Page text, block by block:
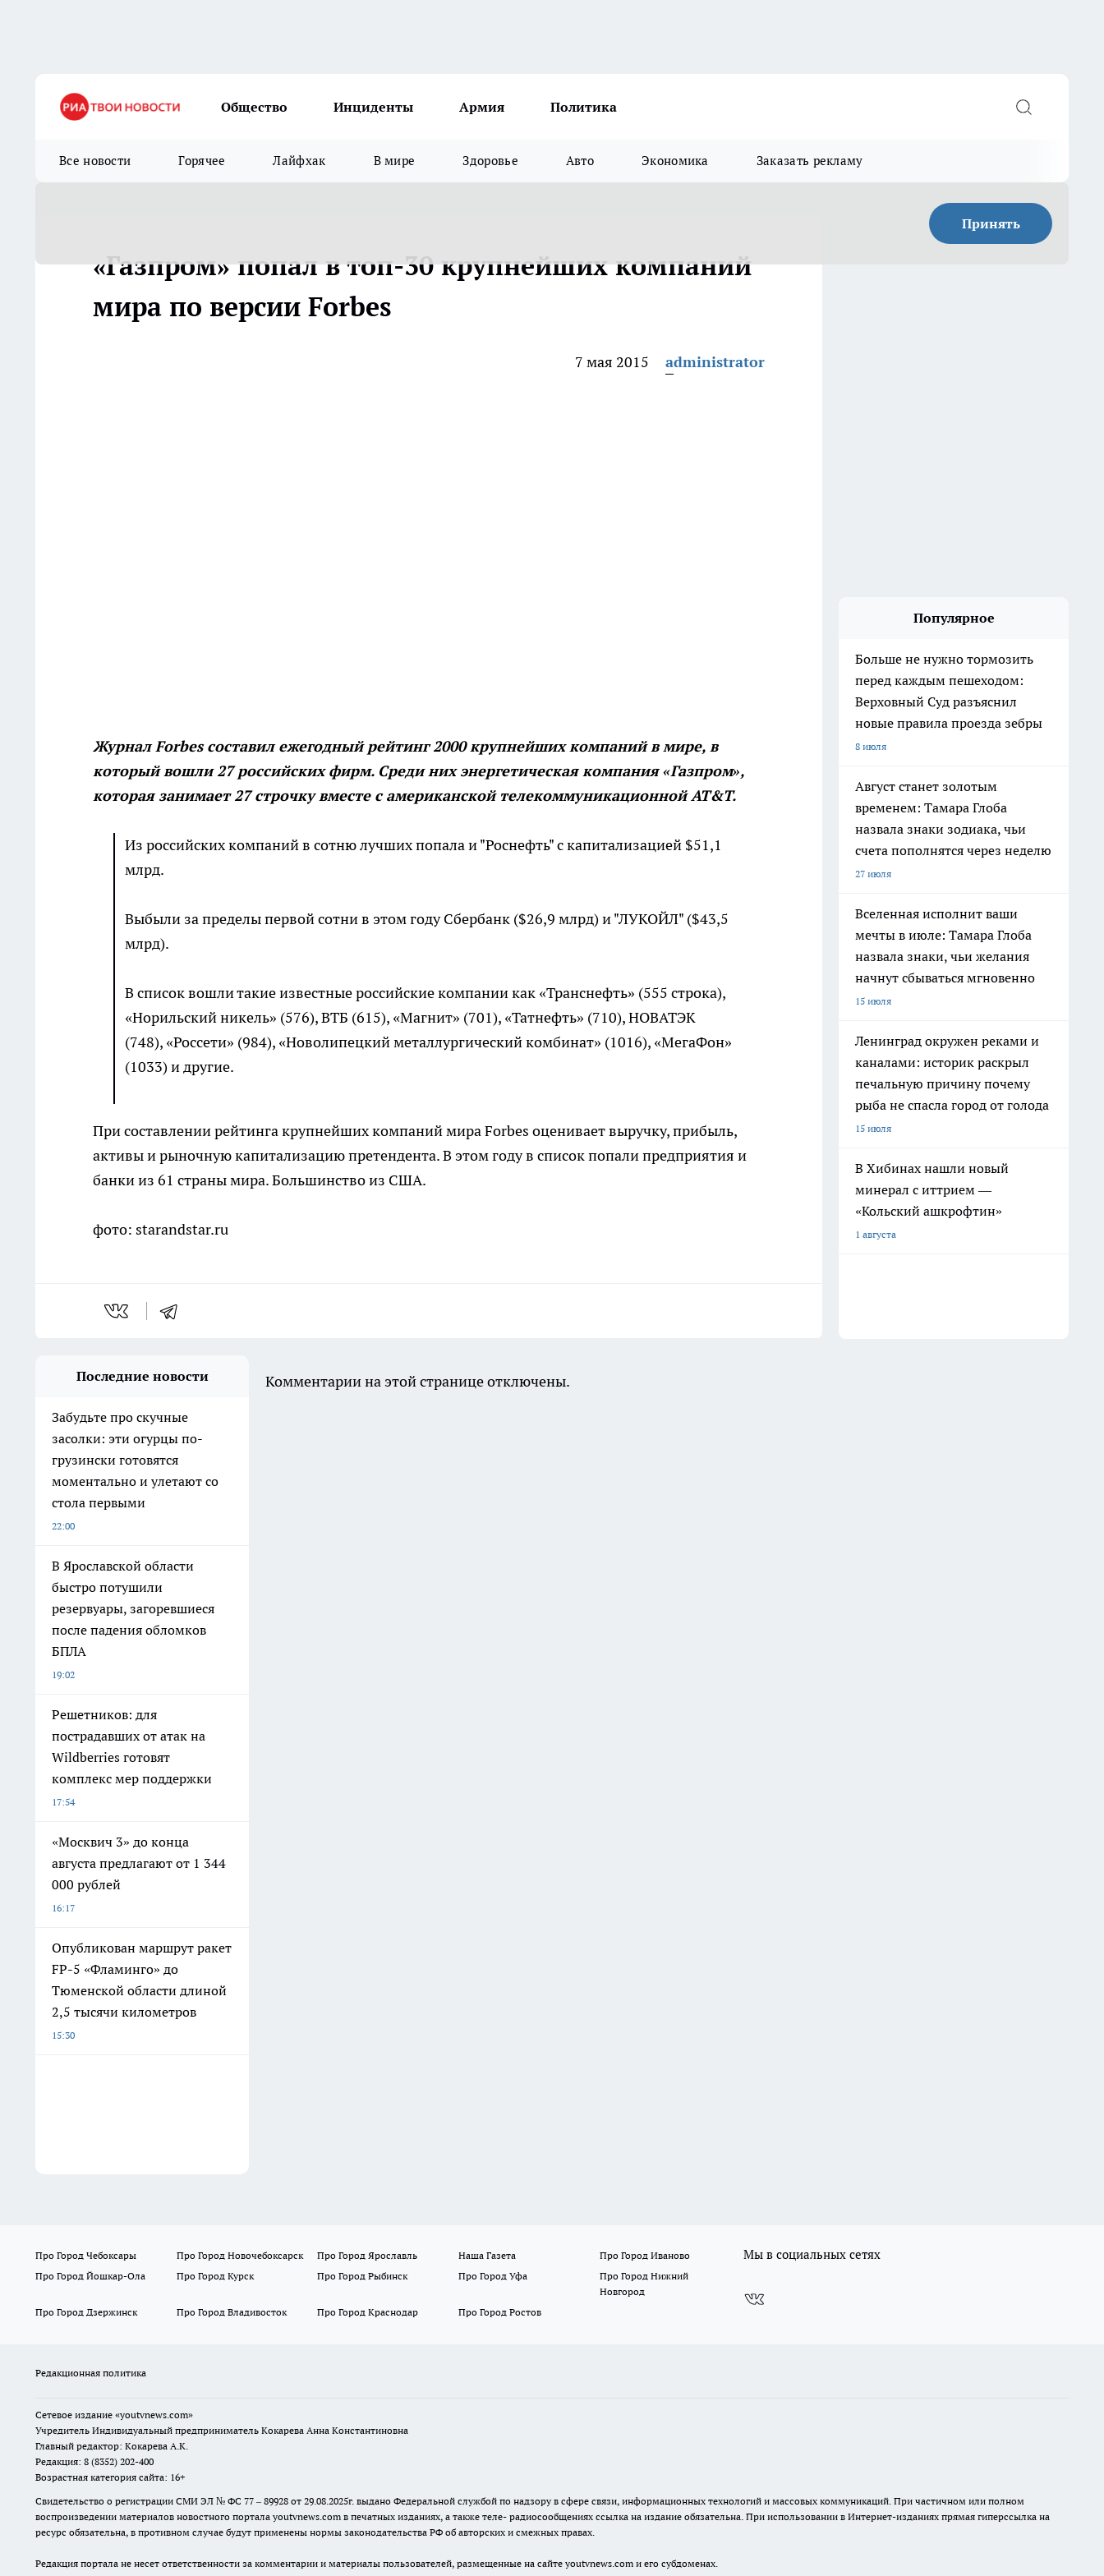
Общество Инциденты Армия Политика
Все новости Горячее Лайфхак В мире Здоровье Авто Экономика Заказать рекламу
Принять
«Газпром» попал в топ-30 крупнейших компаний
мира по версии Forbes
7 мая 2015 administrator
Журнал Forbes составил ежегодный рейтинг 2000 крупнейших компаний в мире, в
который вошли 27 российских фирм. Среди них энергетическая компания «Газпром»,
которая занимает 27 строчку вместе с американской телекоммуникационной AT&T.
Из российских компаний в сотню лучших попала и "Роснефть" с капитализацией $51,1
млрд.
Выбыли за пределы первой сотни в этом году Сбербанк ($26,9 млрд) и "ЛУКОЙЛ" ($43,5
млрд).
В список вошли такие известные российские компании как «Транснефть» (555 строка),
«Норильский никель» (576), ВТБ (615), «Магнит» (701), «Татнефть» (710), НОВАТЭК
(748), «Россети» (984), «Новолипецкий металлургический комбинат» (1016), «МегаФон»
(1033) и другие.
При составлении рейтинга крупнейших компаний мира Forbes оценивает выручку, прибыль,
активы и рыночную капитализацию претендента. В этом году в список попали предприятия и
банки из 61 страны мира. Большинство из США.
фото: starandstar.ru
Популярное
Больше не нужно тормозить
перед каждым пешеходом:
Верховный Суд разъяснил
новые правила проезда зебры
8 июля
Август станет золотым
временем: Тамара Глоба
назвала знаки зодиака, чьи
счета пополнятся через неделю
27 июля
Вселенная исполнит ваши
мечты в июле: Тамара Глоба
назвала знаки, чьи желания
начнут сбываться мгновенно
15 июля
Ленинград окружен реками и
каналами: историк раскрыл
печальную причину почему
рыба не спасла город от голода
15 июля
В Хибинах нашли новый
минерал с иттрием —
«Кольский ашкрофтин»
1 августа
Последние новости
Забудьте про скучные
засолки: эти огурцы по-
грузински готовятся
моментально и улетают со
стола первыми
22:00
В Ярославской области
быстро потушили
резервуары, загоревшиеся
после падения обломков
БПЛА
19:02
Решетников: для
пострадавших от атак на
Wildberries готовят
комплекс мер поддержки
17:54
«Москвич 3» до конца
августа предлагают от 1 344
000 рублей
16:17
Опубликован маршрут ракет
FP-5 «Фламинго» до
Тюменской области длиной
2,5 тысячи километров
15:30
Комментарии на этой странице отключены.
Про Город Чебоксары Про Город Новочебоксарск Про Город Ярославль Наша Газета
Про Город Иваново
Про Город Йошкар-Ола
Про Город Курск Про Город Рыбинск Про Город Уфа
Про Город Нижний
Новгород
Про Город Дзержинск
Про Город Владивосток Про Город Краснодар Про Город Ростов
Мы в социальных сетях
Редакционная политика
Сетевое издание «youtvnews.com»
Учредитель Индивидуальный предприниматель Кокарева Анна Константиновна
Главный редактор: Кокарева А.К.
Редакция: 8 (8352) 202-400
Возрастная категория сайта: 16+
Свидетельство о регистрации СМИ ЭЛ № ФС 77 – 89928 от 29.08.2025г. выдано Федеральной службой по надзору в сфере связи, информационных технологий и массовых коммуникаций. При частичном или полном
воспроизведении материалов новостного портала youtvnews.com в печатных изданиях, а также теле- радиосообщениях ссылка на издание обязательна. При использовании в Интернет-изданиях прямая гиперссылка на
ресурс обязательна, в противном случае будут применены нормы законодательства РФ об авторских и смежных правах.
Редакция портала не несет ответственности за комментарии и материалы пользователей, размещенные на сайте youtvnews.com и его субдоменах.